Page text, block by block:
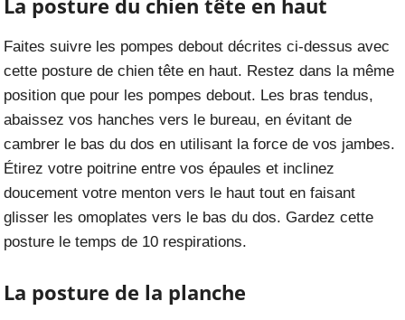
La posture du chien tête en haut
Faites suivre les pompes debout décrites ci-dessus avec
cette posture de chien tête en haut. Restez dans la même
position que pour les pompes debout. Les bras tendus,
abaissez vos hanches vers le bureau, en évitant de
cambrer le bas du dos en utilisant la force de vos jambes.
Étirez votre poitrine entre vos épaules et inclinez
doucement votre menton vers le haut tout en faisant
glisser les omoplates vers le bas du dos. Gardez cette
posture le temps de 10 respirations.
La posture de la planche